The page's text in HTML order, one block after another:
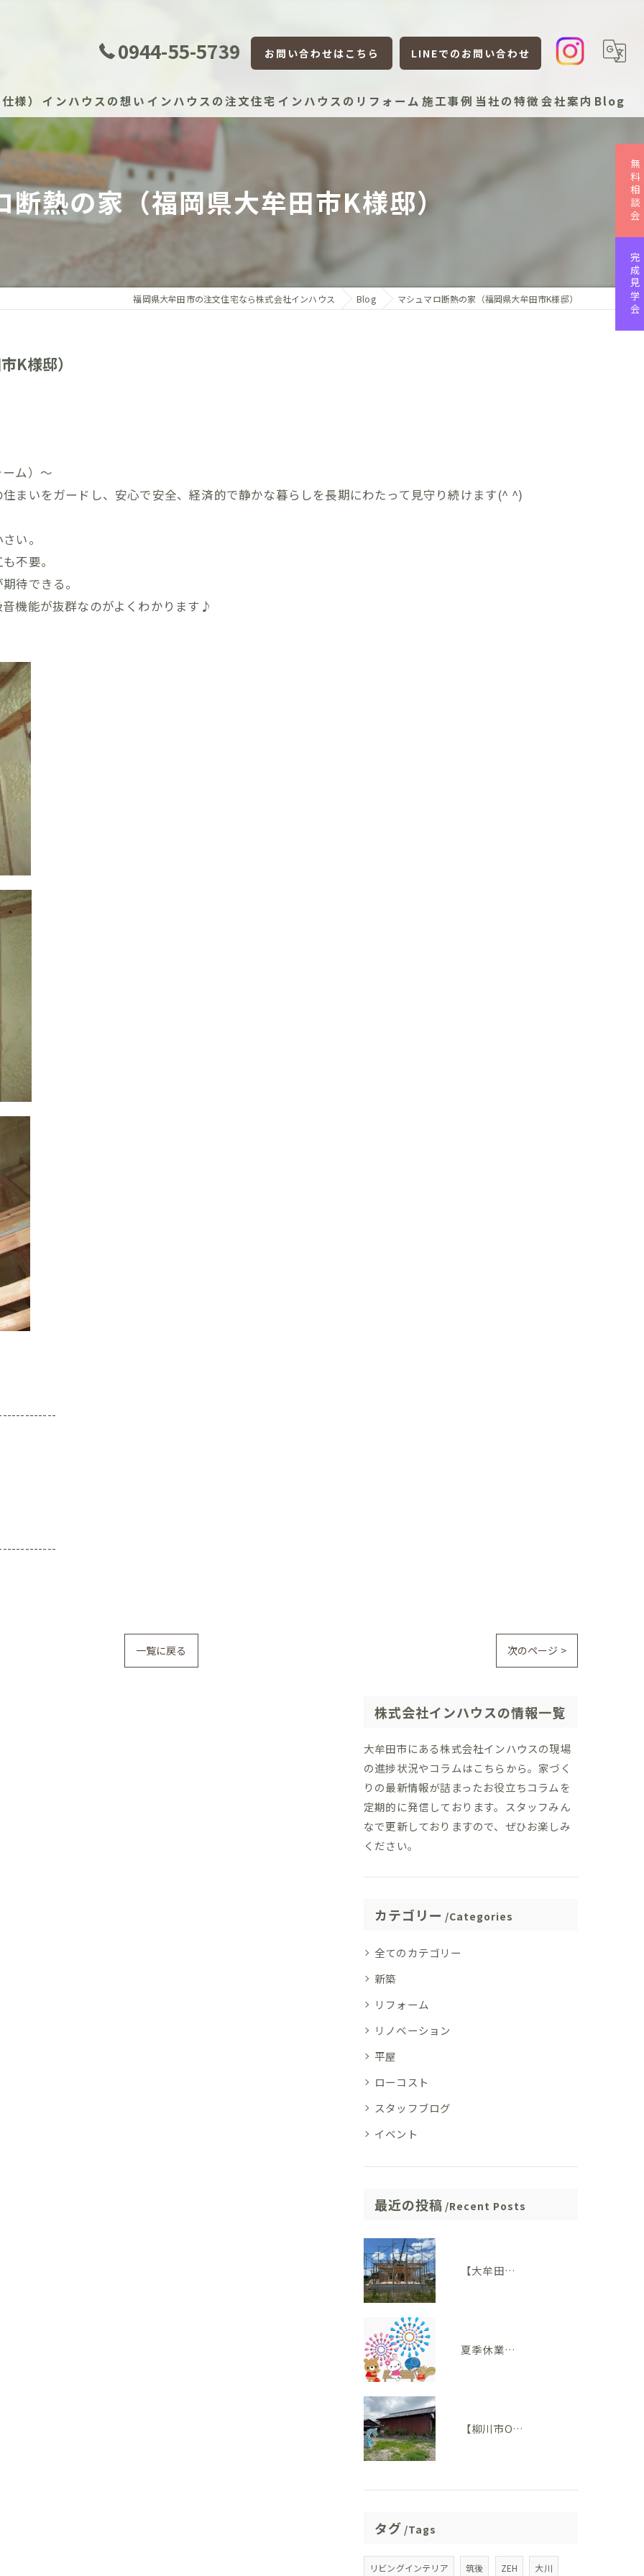
0944-55-5739 お問い合わせはこちら LINEでのお問い合わせ
様）
体制
度
インハウスの想い インハウスの注文住宅 インハウスのリフォーム 施工事例 当社の特徴
リフォーム
ローコスト
会社案内 Blog
断熱の家（福岡県大牟田市K様邸）
福岡県大牟田市の注文住宅なら株式会社インハウス Blog マシュマロ断熱の家（福岡県大牟田市K様邸）
K様邸）
ム）～
まいをガードし、安心で安全、経済的で静かな暮らしを長期にわたって見守り続けます(^ ^)
い。
不要。
待できる。
機能が抜群なのがよくわかります♪
一覧に戻る 次のページ >
株式会社インハウスの情報一覧
大牟田市にある株式会社インハウスの現場
の進捗状況やコラムはこちらから。家づく
りの最新情報が詰まったお役立ちコラムを
定期的に発信しております。スタッフみん
なで更新しておりますので、ぜひお楽しみ
ください。
カテゴリー Categories
全てのカテゴリー
新築
リフォーム
リノベーション
平屋
ローコスト
スタッフブログ
イベント
最近の投稿 Recent Posts
【大牟田市 T様邸】上棟を迎えました！いよいよ住まいの形が見えてきました
夏季休業のお知らせ
【柳川市O様邸】地鎮祭を執り行いました。いよいよ家づくりがスタートします！
タグ Tags
リビングインテリア 筑後 ZEH 大川
無料相談会
完成見学会